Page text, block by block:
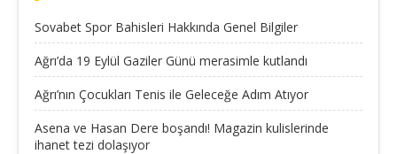
Sovabet Spor Bahisleri Hakkında Genel Bilgiler
Ağrı’da 19 Eylül Gaziler Günü merasimle kutlandı
Ağrı’nın Çocukları Tenis ile Geleceğe Adım Atıyor
Asena ve Hasan Dere boşandı! Magazin kulislerinde
ihanet tezi dolaşıyor